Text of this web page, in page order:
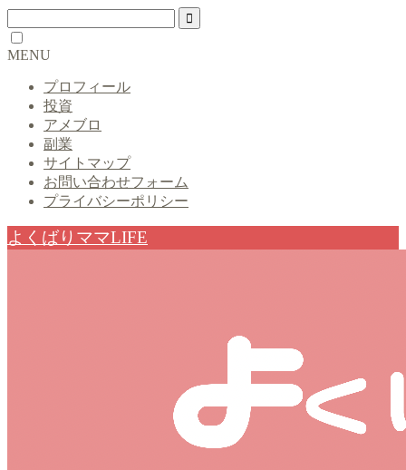
MENU
プロフィール
投資
アメブロ
副業
サイトマップ
お問い合わせフォーム
プライバシーポリシー
よくばりママLIFE